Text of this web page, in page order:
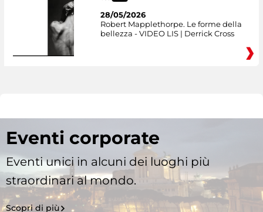
28/05/2026
Robert Mapplethorpe. Le forme della
bellezza - VIDEO LIS | Derrick Cross
Eventi corporate
Eventi unici in alcuni dei luoghi più
straordinari al mondo.
Scopri di più